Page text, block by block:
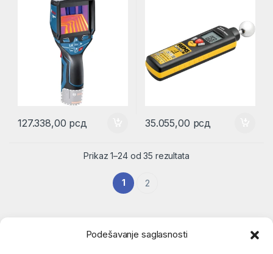
Podešavanje saglasnosti
127.338,00 рсд 35.055,00 рсд
Prikaz 1–24 od 35 rezultata
1 2